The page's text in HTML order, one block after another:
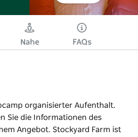
Nahe FAQs
organisierter Aufenthalt.
Sie die Informationen des
Angebot. Stockyard Farm ist